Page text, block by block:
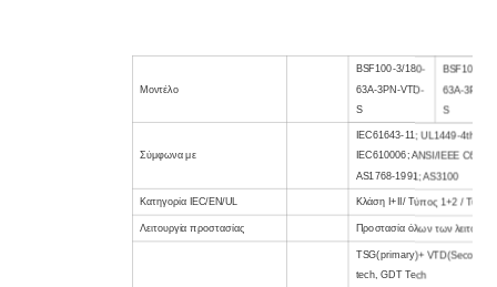
Μοντέλο
BSF100-3/180-
63A-3PN-VTD-
S
BSF100-3/
63A-3PN-
S
Σύμφωνα με
IEC61643-11; UL1449-4th;
IEC610006; ANSI/IEEE
AS1768-1991; AS3100
Κατηγορία IEC/EN/UL Κλάση I+II/ Τύπος 1+2 /
Λειτουργία προστασίας Προστασία όλων των
TSG(primary)+
tech, GDT Tech